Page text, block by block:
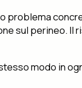
sul perineo.
modo in